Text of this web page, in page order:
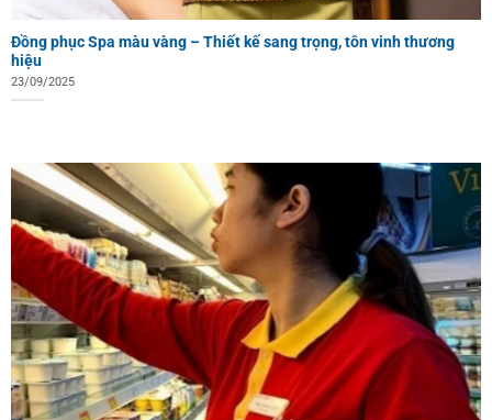
Đồng phục Spa màu vàng – Thiết kế sang trọng, tôn vinh thương
hiệu
23/09/2025